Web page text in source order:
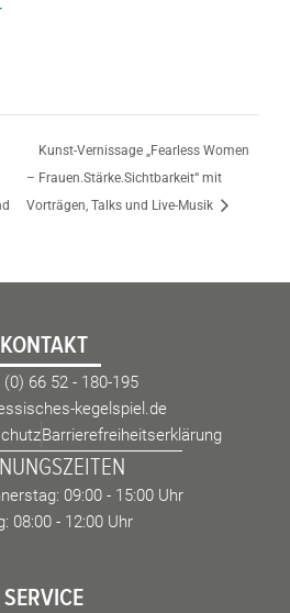
Kunst-Vernissage „Fearless Women
– Frauen.Stärke.Sichtbarkeit“ mit
Vorträgen, Talks und Live-Musik
KONTAKT
(0) 66 52 - 180-195
kegelspiel.de
Barrierefreiheitserklärung
09:00 - 15:00 Uhr
08:00 - 12:00 Uhr
SERVICE